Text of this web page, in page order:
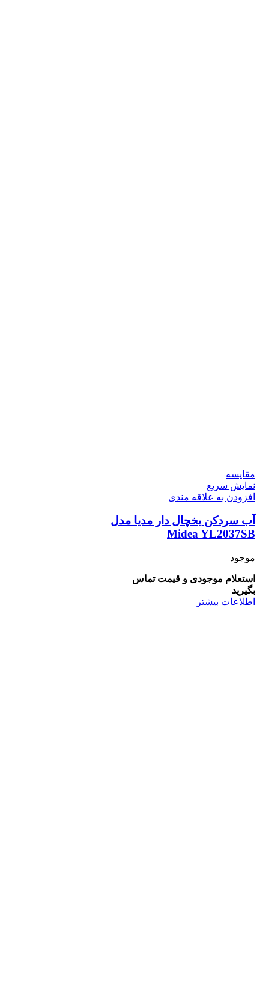
مقايسه
نمایش سریع
افزودن به علاقه مندی
آب سردکن یخچال دار مدیا مدل
Midea ‎YL2037SB
موجود
استعلام موجودی و قیمت تماس
بگیرید
اطلاعات بیشتر